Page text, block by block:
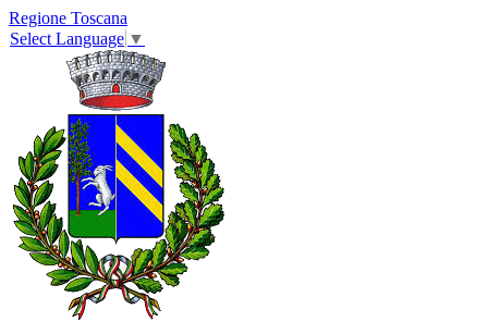
Regione Toscana
Select Language ▼